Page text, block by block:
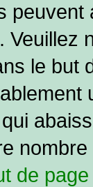
Veuillez
le but
de page